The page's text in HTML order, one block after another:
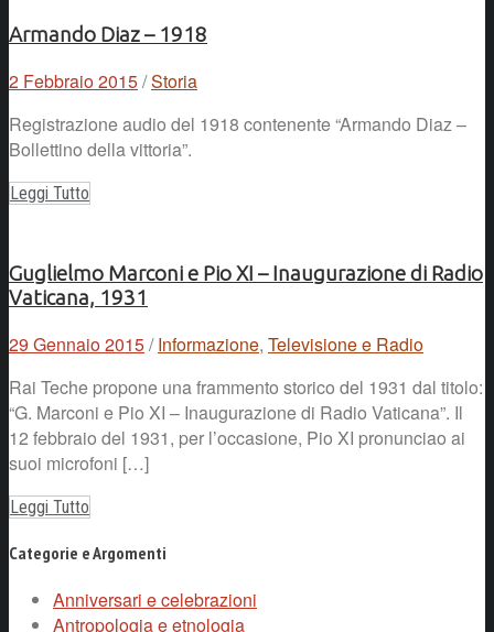
Armando Diaz – 1918
2 Febbraio 2015/Storia
Registrazione audio del 1918 contenente “Armando Diaz –
Bollettino della vittoria”.
Leggi Tutto
Guglielmo Marconi e Pio XI – Inaugurazione di Radio
Vaticana, 1931
29 Gennaio 2015/ Informazione, Televisione e Radio
Rai Teche propone una frammento storico del 1931 dal titolo:
“G. Marconi e Pio XI – Inaugurazione di Radio Vaticana”. Il
12 febbraio del 1931, per l’occasione, Pio XI pronunciao ai
suoi microfoni […]
Leggi Tutto
Categorie e Argomenti
Anniversari e celebrazioni
Antropologia e etnologia